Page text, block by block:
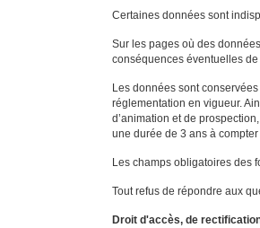
Certaines données sont
Sur les pages où des
conséquences éventuelles
Les données sont
réglementation en vigueur.
d’animation et de
une durée de 3 ans à
Les champs obligatoires des
Tout refus de répondre aux
Droit d'accès, de